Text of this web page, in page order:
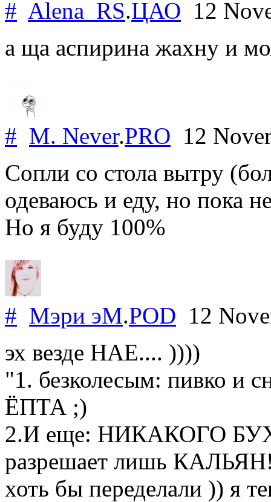
# Alena_RS.ЦАО 12
а ща аспирина жахну и
# M. Never.PRO 12
Сопли со стола вытру
одеваюсь и еду, но пока
Но я буду 100%
# Мэри эМ.POD 12
эх везде НАЕ.... ))))
"1. безколесым: пивко
ЁПТА ;)
2.И еще: НИКАКОГО
разрешает лишь
хоть бы переделали )) я